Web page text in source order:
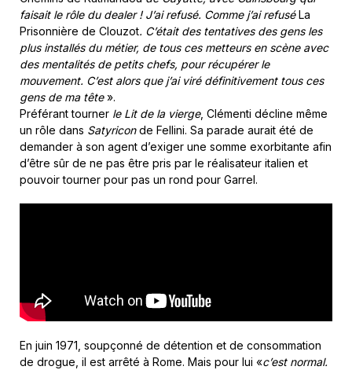
faisait le rôle du dealer ! J’ai refusé. Comme j’ai refuséLa
Prisonnière de Clouzot. C’était des tentatives des gens les
plus installés du métier, de tous ces metteurs en scène avec
des mentalités de petits chefs, pour récupérer le
mouvement. C’est alors que j’ai viré définitivement tous ces
gens de ma tête».
Préférant tourner le Lit de la vierge, Clémenti décline même
un rôle dans Satyriconde Fellini. Sa parade aurait été de
demander à son agent d’exiger une somme exorbitante afin
d’être sûr de ne pas être pris par le réalisateur italien et
pouvoir tourner pour pas un rond pour Garrel.
En juin 1971, soupçonné de détention et de consommation
de drogue, il est arrêté à Rome. Mais pour lui «c’est normal.